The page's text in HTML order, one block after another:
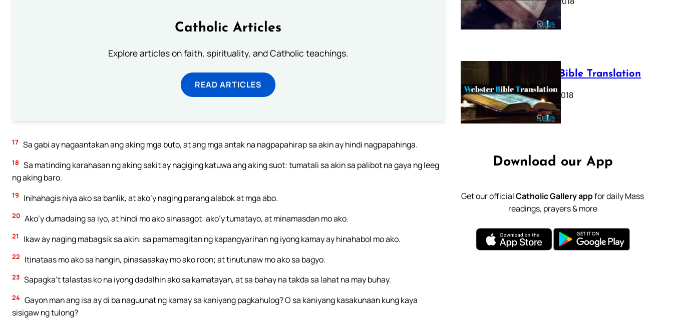
Catholic Articles
Explore articles on faith, spirituality, and Catholic teachings.
READ ARTICLES
17 Sa gabi ay nagaantakan ang aking mga buto, at ang mga antak na nagpapahirap sa akin ay hindi nagpapahinga.
18 Sa matinding karahasan ng aking sakit ay nagiging katuwa ang aking suot: tumatali sa akin sa palibot na gaya ng leeg
ng aking baro.
19 Inihahagis niya ako sa banlik, at ako’y naging parang alabok at mga abo.
20 Ako’y dumadaing sa iyo, at hindi mo ako sinasagot: ako’y tumatayo, at minamasdan mo ako.
21 Ikaw ay naging mabagsik sa akin: sa pamamagitan ng kapangyarihan ng iyong kamay ay hinahabol mo ako.
22 Itinataas mo ako sa hangin, pinasasakay mo ako roon; at tinutunaw mo ako sa bagyo.
23 Sapagka’t talastas ko na iyong dadalhin ako sa kamatayan, at sa bahay na takda sa lahat na may buhay.
24 Gayon man ang isa ay di ba naguunat ng kamay sa kaniyang pagkahulog? O sa kaniyang kasakunaan kung kaya
sisigaw ng tulong?
Webster Bible Translation
October 11, 2018
Download our App
Get our officialCatholic Gallery appfor daily Mass
readings, prayers & more